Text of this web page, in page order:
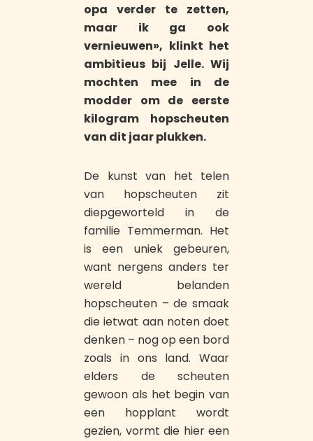
opa verder te zetten,
maar ik ga ook
vernieuwen», klinkt het
ambitieus bij Jelle. Wij
mochten mee in de
modder om de eerste
kilogram hopscheuten
van dit jaar plukken.
De kunst van het telen
van hopscheuten zit
diepgeworteld in de
familie Temmerman. Het
is een uniek gebeuren,
want nergens anders ter
wereld belanden
hopscheuten – de smaak
die ietwat aan noten doet
denken – nog op een bord
zoals in ons land. Waar
elders de scheuten
gewoon als het begin van
een hopplant wordt
gezien, vormt die hier een